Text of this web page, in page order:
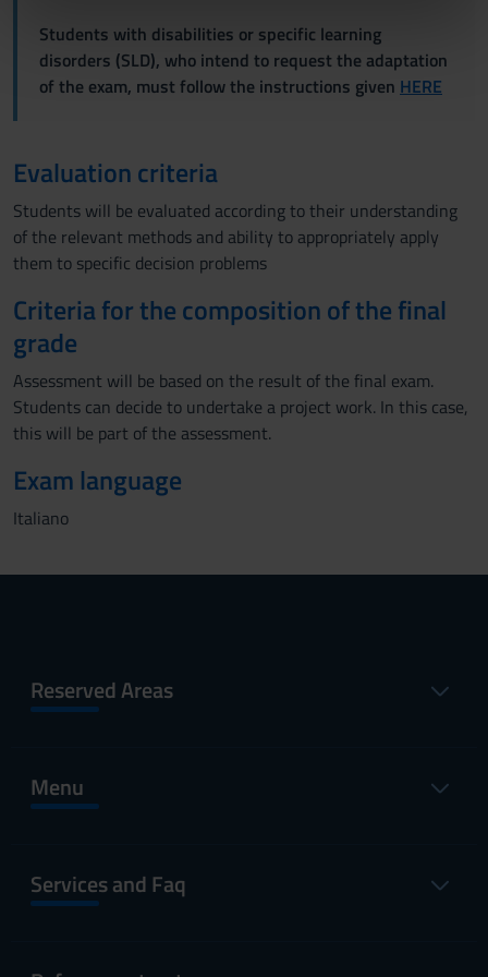
pubblicità e social media, i quali potrebbero combinarle
con altre informazioni che hai fornito loro o che hanno
Students with disabilities or specific learning
disorders (SLD), who intend to request the adaptation
of the exam, must follow the instructions given HERE
Evaluation criteria
Students will be evaluated according to their understanding
of the relevant methods and ability to appropriately apply
them to specific decision problems
Criteria for the composition of the final
grade
Assessment will be based on the result of the final exam.
Students can decide to undertake a project work. In this case,
this will be part of the assessment.
Exam language
Italiano
Reserved Areas
Menu
Services and Faq